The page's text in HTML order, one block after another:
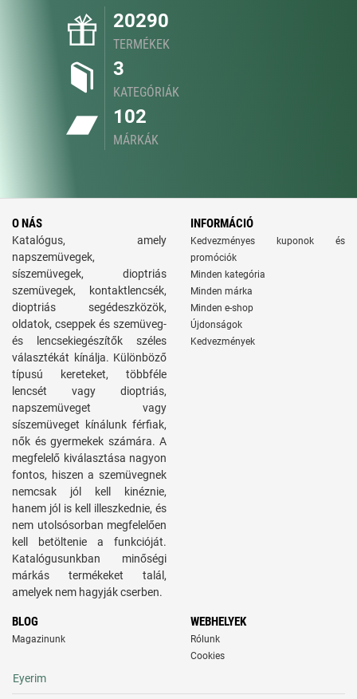
20290
TERMÉKEK
3
KATEGÓRIÁK
102
MÁRKÁK
O NÁS
Katalógus, amely
napszemüvegek,
síszemüvegek, dioptriás
szemüvegek, kontaktlencsék,
dioptriás segédeszközök,
oldatok, cseppek és szemüveg-
és lencsekiegészítők széles
választékát kínálja. Különböző
típusú kereteket, többféle
lencsét vagy dioptriás,
napszemüveget vagy
síszemüveget kínálunk férfiak,
nők és gyermekek számára. A
megfelelő kiválasztása nagyon
fontos, hiszen a szemüvegnek
nemcsak jól kell kinéznie,
hanem jól is kell illeszkednie, és
nem utolsósorban megfelelően
kell betöltenie a funkcióját.
Katalógusunkban minőségi
márkás termékeket talál,
amelyek nem hagyják cserben.
INFORMÁCIÓ
Kedvezményes kuponok és
promóciók
Minden kategória
Minden márka
Minden e-shop
Újdonságok
Kedvezmények
BLOG
Magazinunk
WEBHELYEK
Rólunk
Cookies
Eyerim